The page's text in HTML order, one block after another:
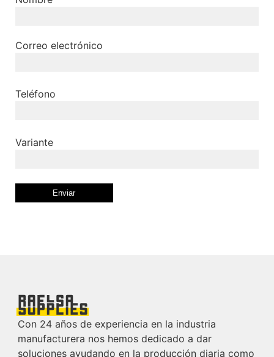
Correo electrónico
Teléfono
Variante
Con 24 años de experiencia en la industria
manufacturera nos hemos dedicado a dar
soluciones ayudando en la producción diaria como